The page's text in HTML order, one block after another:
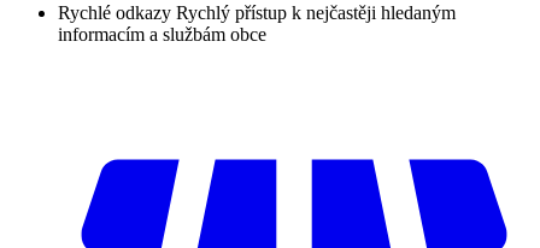
Rychlé odkazy Rychlý přístup k nejčastěji hledaným
informacím a službám obce